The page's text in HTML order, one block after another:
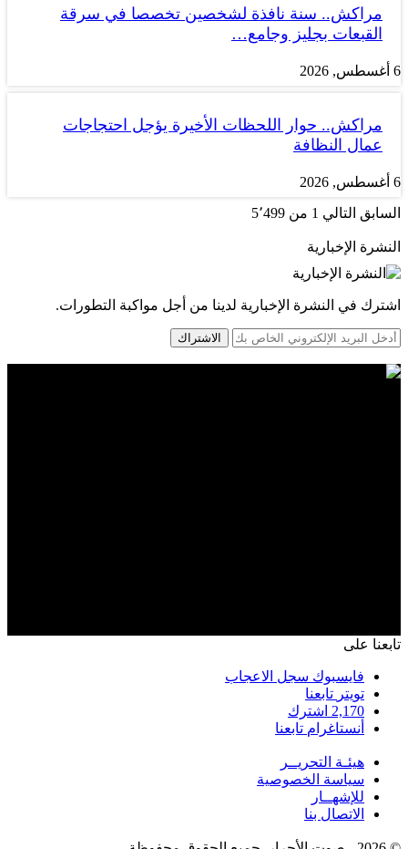
مراكش.. سنة نافذة لشخصين تخصصا في سرقة
القبعات بجليز وجامع…
6 أغسطس, 2026
مراكش.. حوار اللحظات الأخيرة يؤجل احتجاجات
عمال النظافة
6 أغسطس, 2026
السابق التالي 1 من 5٬499
النشرة الإخبارية
اشترك في النشرة الإخبارية لدينا من أجل مواكبة التطورات.
الاشتراك
تابعنا على
فايسبوك سجل الاعجاب
تويتر تابعنا
2,170 اشترك
أنستاغرام تابعنا
هيئـة التحريــر
سياسة الخصوصية
للإشهــار
الاتصال بنا